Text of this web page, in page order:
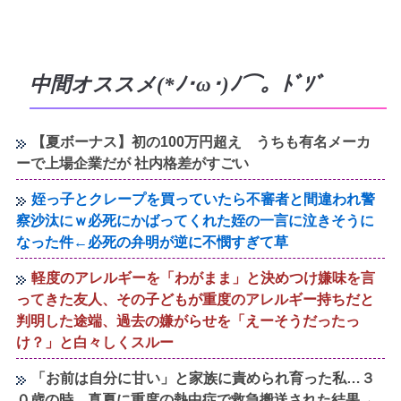
中間オススメ(*ﾉ･ω･)ﾉ⌒。ﾄﾞｿﾞ
【夏ボーナス】初の100万円超え うちも有名メーカ
ーで上場企業だが 社内格差がすごい
姪っ子とクレープを買っていたら不審者と間違われ警
察沙汰にｗ必死にかばってくれた姪の一言に泣きそうに
なった件←必死の弁明が逆に不憫すぎて草
軽度のアレルギーを「わがまま」と決めつけ嫌味を言
ってきた友人、その子どもが重度のアレルギー持ちだと
判明した途端、過去の嫌がらせを「えーそうだったっ
け？」と白々しくスルー
「お前は自分に甘い」と家族に責められ育った私…３